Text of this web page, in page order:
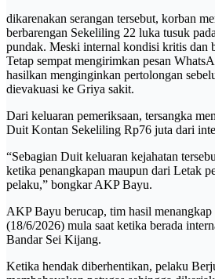
dikarenakan serangan tersebut, korban
berbarengan Sekeliling 22 luka tusuk
pundak. Meski internal kondisi kritis dan
Tetap sempat mengirimkan pesan
hasilkan menginginkan pertolongan
dievakuasi ke Griya sakit.
Dari keluaran pemeriksaan, tersangka
Duit Kontan Sekeliling Rp76 juta dari
“Sebagian Duit keluaran kejahatan
ketika penangkapan maupun dari Letak
pelaku,” bongkar AKP Bayu.
AKP Bayu berucap, tim hasil menangkap
(18/6/2026) mula saat ketika berada
Bandar Sei Kijang.
Ketika hendak diberhentikan, pelaku